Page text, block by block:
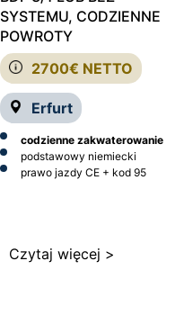
2700€ NETTO
Erfurt
SYSTEMU, CODZIENNE
POWROTY
codzienne zakwaterowanie
podstawowy niemiecki
prawo jazdy CE + kod 95
Czytaj więcej >